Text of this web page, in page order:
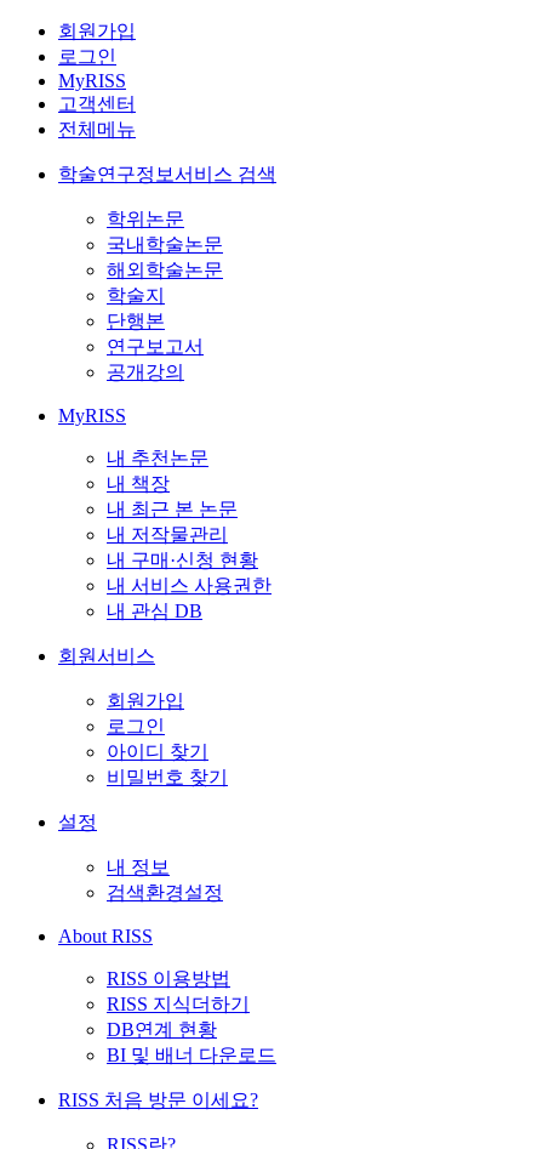
회원가입
로그인
MyRISS
고객센터
전체메뉴
학술연구정보서비스 검색
학위논문
국내학술논문
해외학술논문
학술지
단행본
연구보고서
공개강의
MyRISS
내 추천논문
내 책장
내 최근 본 논문
내 저작물관리
내 구매·신청 현황
내 서비스 사용권한
내 관심 DB
회원서비스
회원가입
로그인
아이디 찾기
비밀번호 찾기
설정
내 정보
검색환경설정
About RISS
RISS 이용방법
RISS 지식더하기
DB연계 현황
BI 및 배너 다운로드
RISS 처음 방문 이세요?
RISS란?